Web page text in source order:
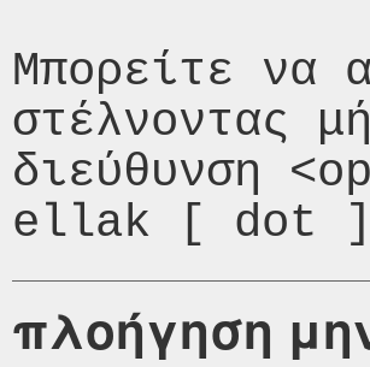
Μπορείτε να
στέλνοντας
διεύθυνση
πλοήγηση